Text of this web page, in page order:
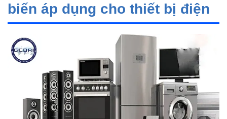
biến áp dụng cho thiết bị điện